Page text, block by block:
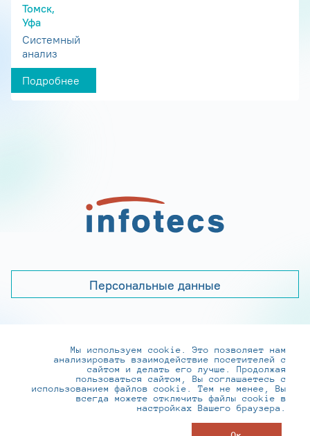
Томск,
Уфа
Системный
анализ
Подробнее
Персональные данные
+7 (495) 737-6192, 8-800-250-0-260
practice@infotecs.ru,hr@infotecs.ru
127273, г. Москва, Отрадная ул., 2Б строение 1
Мы используем cookie. Это позволяет нам
анализировать взаимодействие посетителей с
сайтом и делать его лучше. Продолжая
пользоваться сайтом, Вы соглашаетесь с
использованием файлов cookie. Тем не менее, Вы
всегда можете отключить файлы cookie в
настройках Вашего браузера.